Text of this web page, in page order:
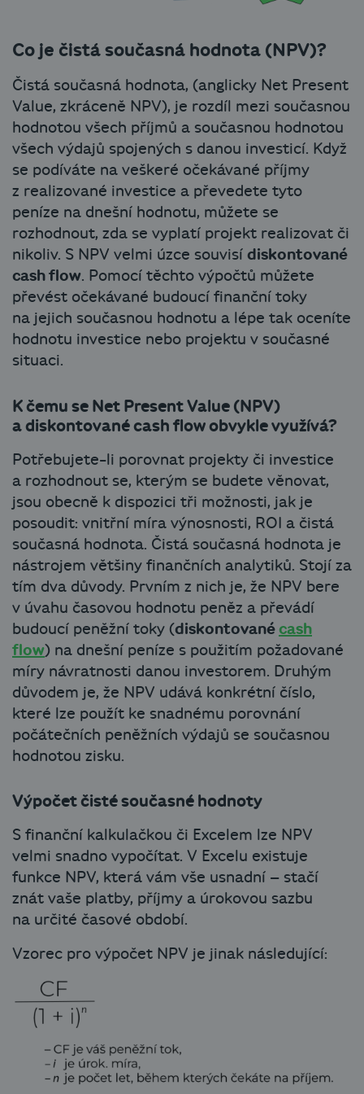
Co je čistá současná hodnota (NPV)?
Čistá současná hodnota, (anglicky Net Present
Value, zkráceně NPV), je rozdíl mezi současnou
hodnotou všech příjmů a současnou hodnotou
všech výdajů spojených s danou investicí. Když
se podíváte na veškeré očekávané příjmy
z realizované investice a převedete tyto
peníze na dnešní hodnotu, můžete se
rozhodnout, zda se vyplatí projekt realizovat či
nikoliv. S NPV velmi úzce souvisí diskontované
cash flow. Pomocí těchto výpočtů můžete
převést očekávané budoucí finanční toky
na jejich současnou hodnotu a lépe tak oceníte
hodnotu investice nebo projektu v současné
situaci.
K čemu se Net Present Value (NPV)
a diskontované cash flow obvykle využívá?
Potřebujete-li porovnat projekty či investice
a rozhodnout se, kterým se budete věnovat,
jsou obecně k dispozici tři možnosti, jak je
posoudit: vnitřní míra výnosnosti, ROI a čistá
současná hodnota. Čistá současná hodnota je
nástrojem většiny finančních analytiků. Stojí za
tím dva důvody. Prvním z nich je, že NPV bere
v úvahu časovou hodnotu peněz a převádí
budoucí peněžní toky (diskontované cash
flow) na dnešní peníze s použitím požadované
míry návratnosti danou investorem. Druhým
důvodem je, že NPV udává konkrétní číslo,
které lze použít ke snadnému porovnání
počátečních peněžních výdajů se současnou
hodnotou zisku.
Výpočet čisté současné hodnoty
S finanční kalkulačkou či Excelem lze NPV
velmi snadno vypočítat. V Excelu existuje
funkce NPV, která vám vše usnadní – stačí
znát vaše platby, příjmy a úrokovou sazbu
na určité časové období.
Vzorec pro výpočet NPV je jinak následující: